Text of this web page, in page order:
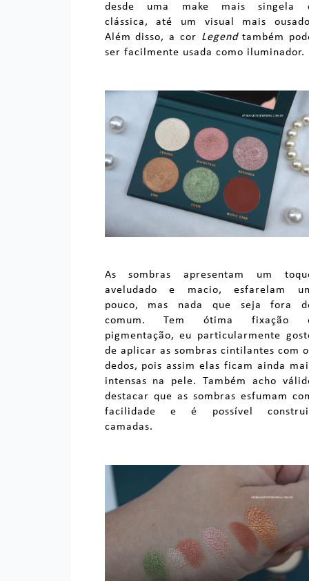
desde uma make mais singela
clássica, até um visual mais
Além disso, a cor Legendtambém
ser facilmente usada como iluminador.
As sombras apresentam um
aveludado e macio, esfarelam
pouco, mas nada que seja fora
comum. Tem ótima fixação
pigmentação, eu particularmente
de aplicar as sombras cintilantes com
dedos, pois assim elas ficam ainda
intensas na pele. Também acho
destacar que as sombras esfumam
facilidade e é possível
camadas.